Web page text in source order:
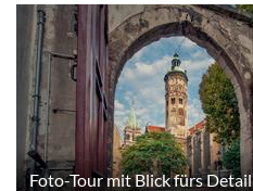
Foto-Tour mit Blick fürs Detail